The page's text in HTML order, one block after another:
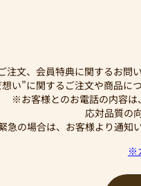
注文、会員特典に関するお問
想い”に関するご注文や商品に
※お客様とのお電話の内容は
応対品質の
急の場合は、お客様より通知
※